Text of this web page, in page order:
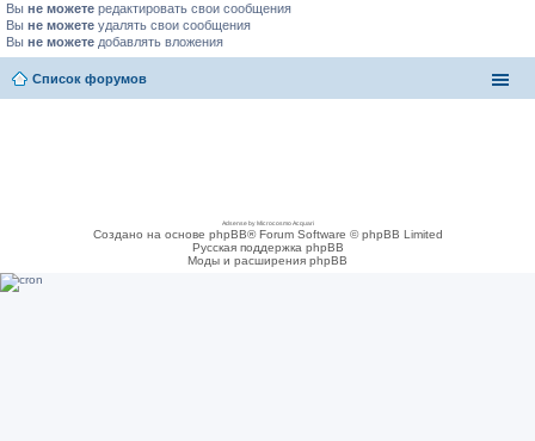
Вы не можете редактировать свои сообщения
Вы не можете удалять свои сообщения
Вы не можете добавлять вложения
Список форумов
Adsense by Microcosmo Acquari
Создано на основе phpBB® Forum Software © phpBB Limited
Русская поддержка phpBB
Моды и расширения phpBB